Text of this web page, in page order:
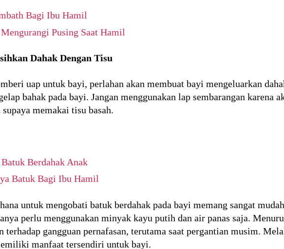
Bagi Ibu Hamil
Pusing Saat Hamil
Dahak Dengan Tisu
uap untuk bayi, perlahan akan membuat bayi mengeluarkan
bahak pada bayi. Jangan menggunakan lap sembarangan
memakai tisu basah.
Berdahak Anak
Batuk Bagi Ibu Hamil
untuk mengobati batuk berdahak pada bayi memang sangat
perlu menggunakan minyak kayu putih dan air panas saja.
terhadap gangguan pernafasan, terutama saat pergantian musim.
manfaat tersendiri untuk bayi.